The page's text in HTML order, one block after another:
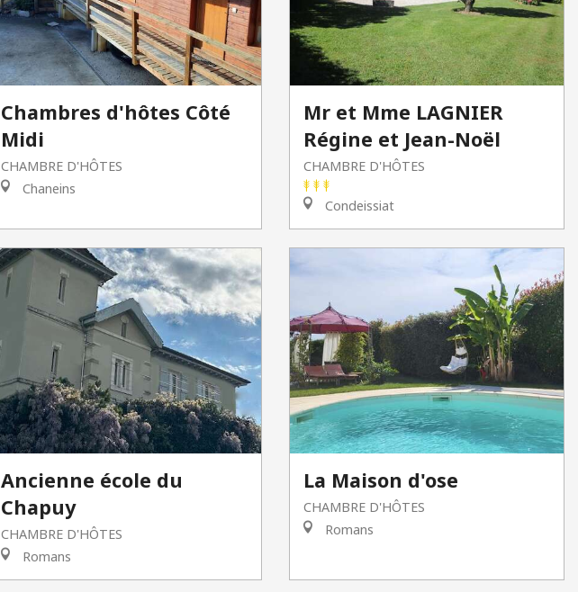
Chambres d'hôtes Côté
Midi
CHAMBRE D'HÔTES
Chaneins
Mr et Mme LAGNIER
Régine et Jean-Noël
CHAMBRE D'HÔTES
Condeissiat
Ancienne école du
Chapuy
CHAMBRE D'HÔTES
Romans
La Maison d'ose
CHAMBRE D'HÔTES
Romans